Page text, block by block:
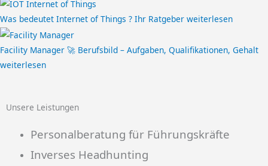
Was bedeutet Internet of Things ? Ihr Ratgeber weiterlesen
Facility Manager 🚀 Berufsbild – Aufgaben, Qualifikationen, Gehalt
weiterlesen
Unsere Leistungen
Personalberatung für Führungskräfte
Inverses Headhunting